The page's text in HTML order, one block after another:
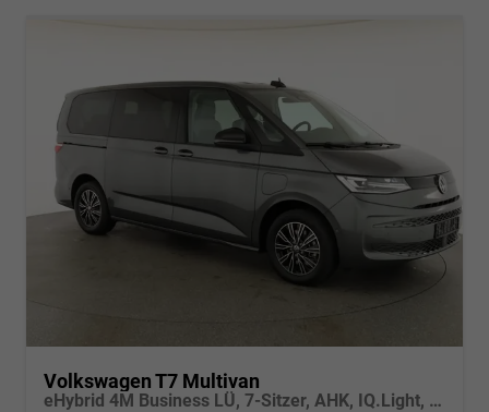
Volkswagen T7 Multivan
eHybrid 4M Business LÜ, 7-Sitzer, AHK, IQ.Light, easyOpen, Navi, 5-J Garantie